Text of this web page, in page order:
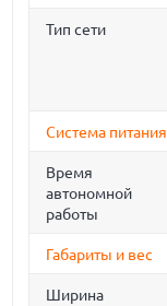
Тип сети
Система питания
Время
автономной
работы
Габариты и вес
Ширина